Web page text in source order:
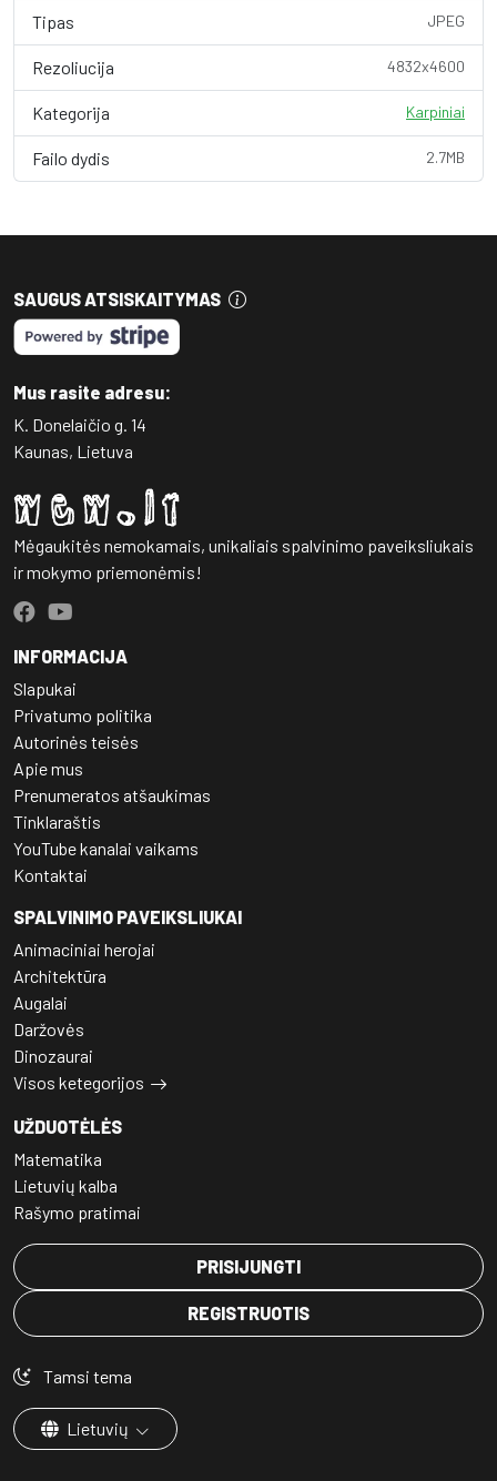
Tipas JPEG
Rezoliucija 4832x4600
Kategorija Karpiniai
Failo dydis 2.7MB
SAUGUS ATSISKAITYMAS
Mus rasite adresu:
K. Donelaičio g. 14
Kaunas, Lietuva
Mėgaukitės nemokamais, unikaliais spalvinimo paveiksliukais
ir mokymo priemonėmis!
INFORMACIJA
Slapukai
Privatumo politika
Autorinės teisės
Apie mus
Prenumeratos atšaukimas
Tinklaraštis
YouTube kanalai vaikams
Kontaktai
SPALVINIMO PAVEIKSLIUKAI
Animaciniai herojai
Architektūra
Augalai
Daržovės
Dinozaurai
Visos ketegorijos
UŽDUOTĖLĖS
Matematika
Lietuvių kalba
Rašymo pratimai
PRISIJUNGTI
REGISTRUOTIS
Tamsi tema
Lietuvių